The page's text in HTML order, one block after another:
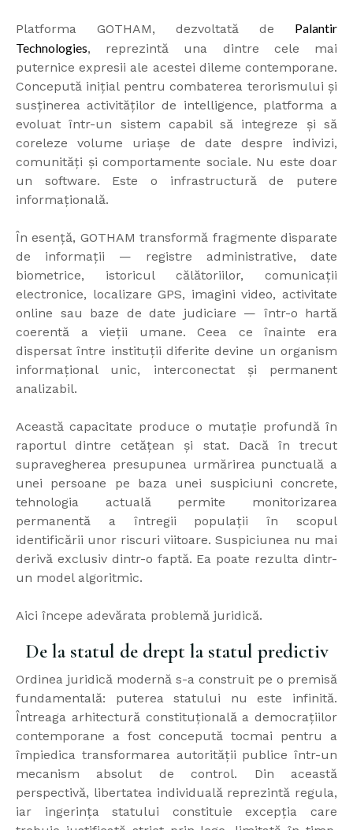
Platforma GOTHAM, dezvoltată de Palantir
Technologies, reprezintă una dintre cele mai
puternice expresii ale acestei dileme contemporane.
Concepută inițial pentru combaterea terorismului și
susținerea activităților de intelligence, platforma a
evoluat într-un sistem capabil să integreze și să
coreleze volume uriașe de date despre indivizi,
comunități și comportamente sociale. Nu este doar
un software. Este o infrastructură de putere
informațională.
În esență, GOTHAM transformă fragmente disparate
de informații — registre administrative, date
biometrice, istoricul călătoriilor, comunicații
electronice, localizare GPS, imagini video, activitate
online sau baze de date judiciare — într-o hartă
coerentă a vieții umane. Ceea ce înainte era
dispersat între instituții diferite devine un organism
informațional unic, interconectat și permanent
analizabil.
Această capacitate produce o mutație profundă în
raportul dintre cetățean și stat. Dacă în trecut
supravegherea presupunea urmărirea punctuală a
unei persoane pe baza unei suspiciuni concrete,
tehnologia actuală permite monitorizarea
permanentă a întregii populații în scopul
identificării unor riscuri viitoare. Suspiciunea nu mai
derivă exclusiv dintr-o faptă. Ea poate rezulta dintr-
un model algoritmic.
Aici începe adevărata problemă juridică.
De la statul de drept la statul predictiv
Ordinea juridică modernă s-a construit pe o premisă
fundamentală: puterea statului nu este infinită.
Întreaga arhitectură constituțională a democrațiilor
contemporane a fost concepută tocmai pentru a
împiedica transformarea autorității publice într-un
mecanism absolut de control. Din această
perspectivă, libertatea individuală reprezintă regula,
iar ingerința statului constituie excepția care